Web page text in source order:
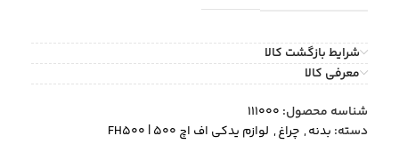
شرایط بازگشت کالا
معرفی کالا
شناسه محصول: 111000
دسته: بدنه, چراغ, لوازم یدکی اف اچ 500 | FH500